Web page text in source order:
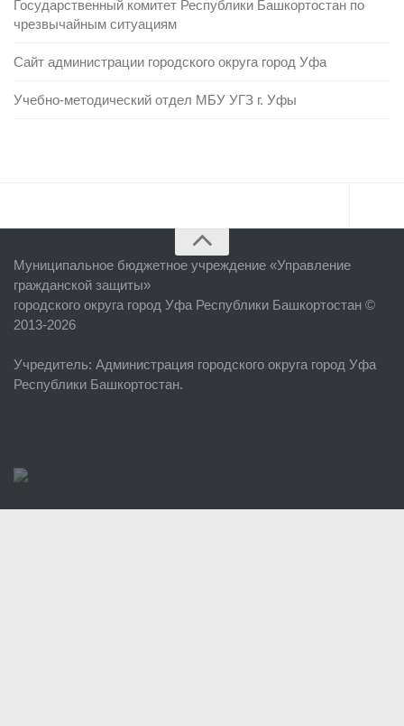
Государственный комитет Республики Башкортостан по
чрезвычайным ситуациям
Сайт администрации городского округа город Уфа
Учебно-методический отдел МБУ УГЗ г. Уфы
Об учреждении
Руководство
Районные УГЗ
Муниципальное бюджетное учреждение «Управление
гражданской защиты»
городского округа город Уфа Республики Башкортостан ©
2013-2026
Учредитель: Администрация городского округа город Уфа
Республики Башкортостан.